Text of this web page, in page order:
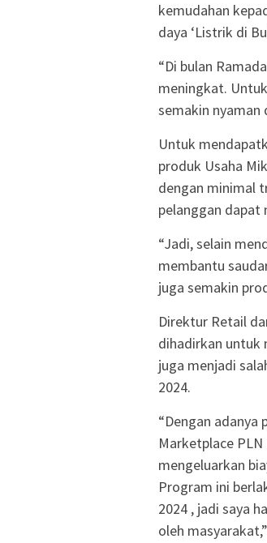
kemudahan
daya ‘Listrik di
“Di bulan
meningkat.
semakin nyaman
Untuk
produk Usaha
dengan minimal
pelanggan dapat
“Jadi, selain
membantu
juga semakin
Direktur Retail
dihadirkan untuk
juga menjadi
2024.
“Dengan
Marketplace
mengeluarkan
Program ini
2024 , jadi saya
oleh